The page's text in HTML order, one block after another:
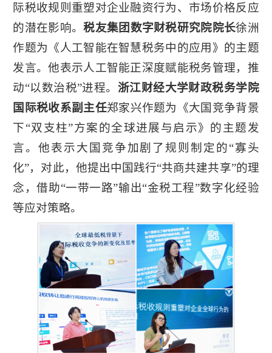
际税收规则重塑对企业融资行为、市场价格反应
的潜在影响。税友集团数字财税研究院院长徐洲
作题为《人工智能在智慧税务中的应用》的主题
发言。他表示人工智能正深度赋能税务管理，推
动“以数治税”进程。 浙江财经大学财政税务学院
国际税收系副主任郑家兴作题为《大国竞争背景
下“双支柱”方案的全球进展与启示》的主题发
言。他表示大国竞争加剧了规则制定的“寡头
化”，对此，他提出中国践行“共商共建共享”的理
念，借助“一带一路”输出“金税工程”数字化经验
等应对策略。